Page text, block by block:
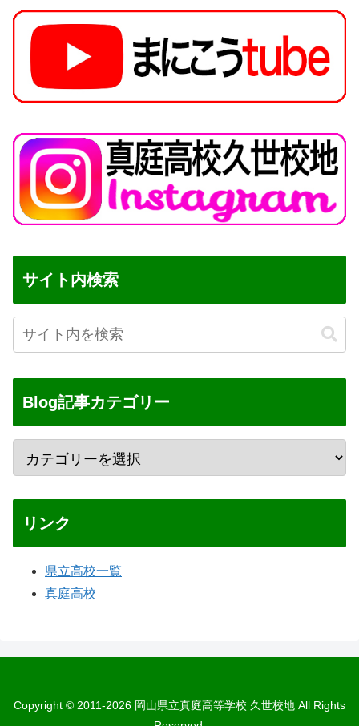
サイト内検索
Blog記事カテゴリー
リンク
県立高校一覧
真庭高校
Copyright © 2011-2026 岡山県立真庭高等学校 久世校地 All Rights